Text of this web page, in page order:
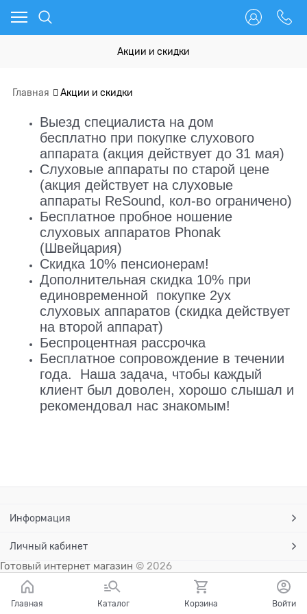
Акции и скидки
Главная Акции и скидки
Выезд специалиста на дом
бесплатно при покупке слухового
аппарата (акция действует до 31 мая)
Слуховые аппараты по старой цене
(акция действует на слуховые
аппараты ReSound, кол-во ограничено)
Бесплатное пробное ношение
слуховых аппаратов Phonak
(Швейцария)
Скидка 10% пенсионерам!
Дополнительная скидка 10% при
единовременной покупке 2ух
слуховых аппаратов (скидка действует
на второй аппарат)
Беспроцентная рассрочка
Бесплатное сопровождение в течении
года. Наша задача, чтобы каждый
клиент был доволен, хорошо слышал и
рекомендовал нас знакомым!
Информация
Личный кабинет
Готовый интернет магазин © 2026
Главная Каталог Корзина Войти